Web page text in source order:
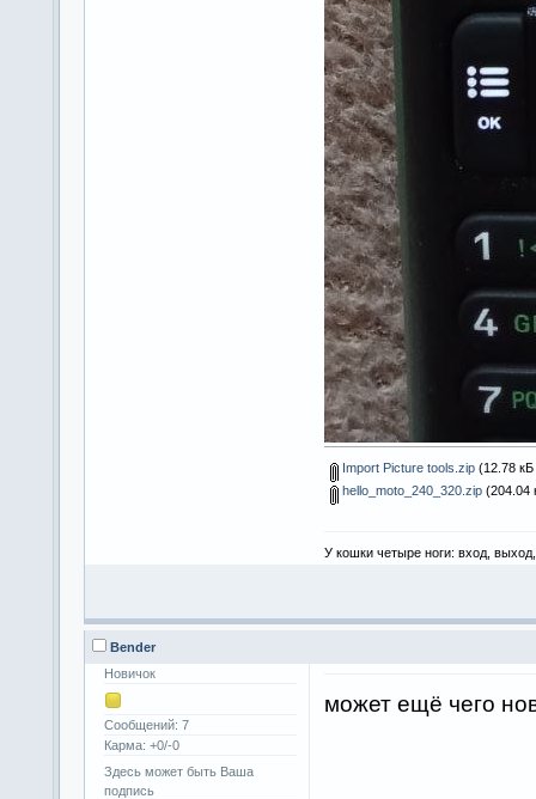
Import Picture tools.zip(12.78 кБ
hello_moto_240_320.zip(204.04
У кошки четыре ноги: вход,
Bender
Новичок
Сообщений: 7
Карма: +0/-0
Здесь может быть Ваша
подпись
может ещё чего